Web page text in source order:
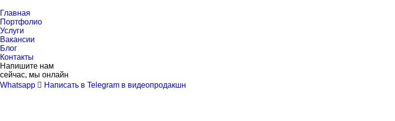
к
контенту
Главная
Портфолио
Услуги
Вакансии
Блог
Контакты
Напишите нам
сейчас, мы онлайн
Whatsapp
Написать в Telegram в видеопродакшн